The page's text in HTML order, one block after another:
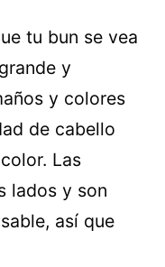
tu bun se vea
y
y colores
de cabello
Las
lados y son
así que